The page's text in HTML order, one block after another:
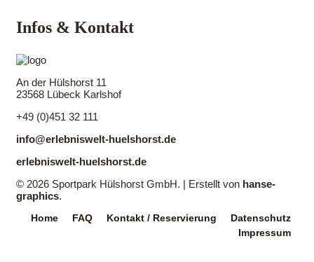
Infos & Kontakt
An der Hülshorst 11
23568 Lübeck Karlshof
+49 (0)451 32 111
info@erlebniswelt-huelshorst.de
erlebniswelt-huelshorst.de
© 2026 Sportpark Hülshorst GmbH. | Erstellt von hanse-
graphics.
Home FAQ Kontakt / Reservierung
Datenschutz
Impressum